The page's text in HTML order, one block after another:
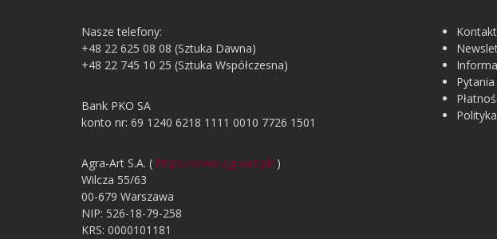
Nasze telefony:
+48 22 625 08 08 (Sztuka Dawna)
+48 22 745 10 25 (Sztuka Współczesna)
Bank PKO SA
konto nr: 69 1240 6218 1111 0010 7726 1501
Agra-Art S.A. ( https://www.agraart.pl/ )
Wilcza 55/63
00-679 Warszawa
NIP: 526-18-79-258
KRS: 0000101181